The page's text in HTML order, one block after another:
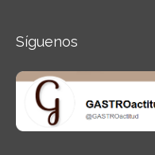
Síguenos